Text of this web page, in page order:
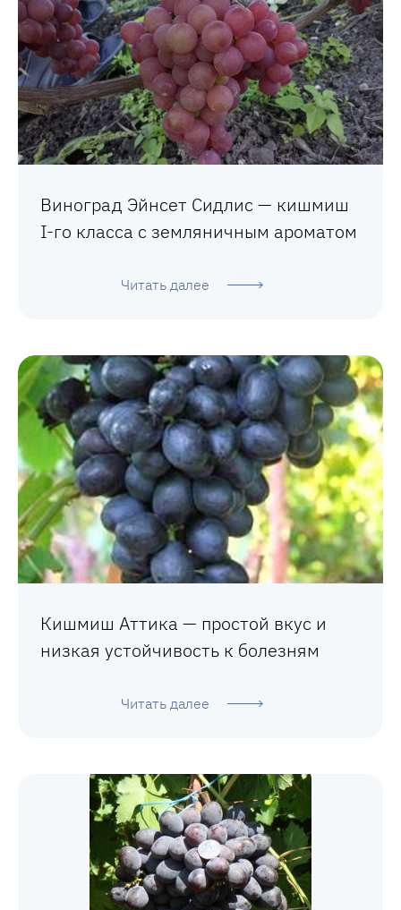
Виноград Эйнсет Сидлис — кишмиш
I-го класса с земляничным ароматом
Читать далее
Кишмиш Аттика — простой вкус и
низкая устойчивость к болезням
Читать далее